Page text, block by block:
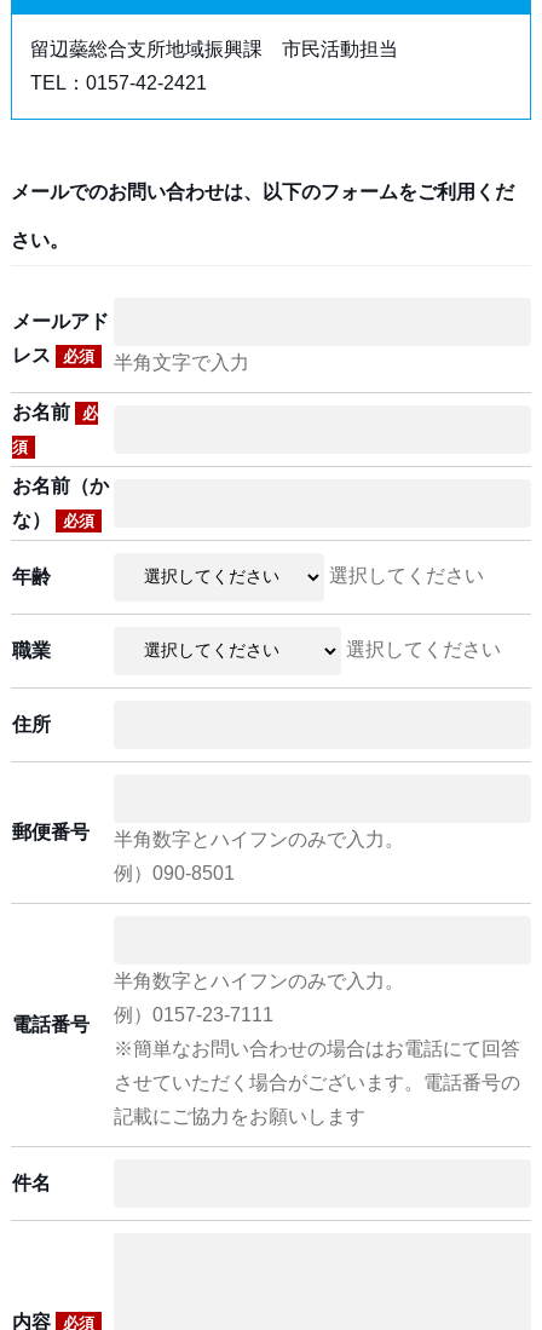
留辺蘂総合支所地域振興課 市民活動担当
TEL：0157-42-2421
メールでのお問い合わせは、以下のフォームをご利用くだ
さい。
メールアド
レス
必須 半角文字で入力
お名前
必
須
お名前（か
な）
必須
年齢 選択してください
職業 選択してください
住所
郵便番号
半角数字とハイフンのみで入力。
例）090-8501
電話番号
半角数字とハイフンのみで入力。
例）0157-23-7111
※簡単なお問い合わせの場合はお電話にて回答
させていただく場合がございます。電話番号の
記載にご協力をお願いします
件名
内容 必須